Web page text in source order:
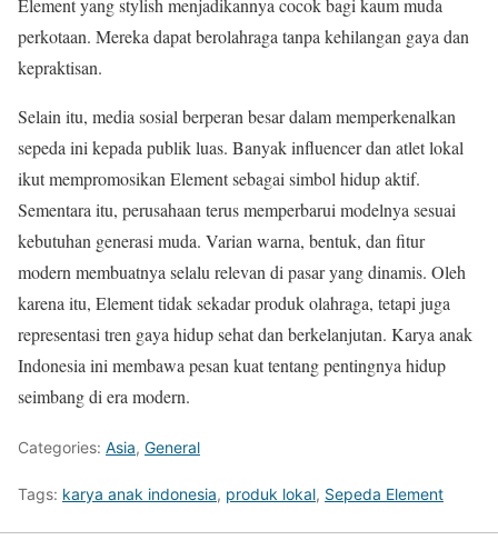
Element yang stylish menjadikannya cocok bagi kaum muda
perkotaan. Mereka dapat berolahraga tanpa kehilangan gaya dan
kepraktisan.
Selain itu, media sosial berperan besar dalam memperkenalkan
sepeda ini kepada publik luas. Banyak influencer dan atlet lokal
ikut mempromosikan Element sebagai simbol hidup aktif.
Sementara itu, perusahaan terus memperbarui modelnya sesuai
kebutuhan generasi muda. Varian warna, bentuk, dan fitur
modern membuatnya selalu relevan di pasar yang dinamis. Oleh
karena itu, Element tidak sekadar produk olahraga, tetapi juga
representasi tren gaya hidup sehat dan berkelanjutan. Karya anak
Indonesia ini membawa pesan kuat tentang pentingnya hidup
seimbang di era modern.
Categories: Asia, General
Tags: karya anak indonesia, produk lokal, Sepeda Element